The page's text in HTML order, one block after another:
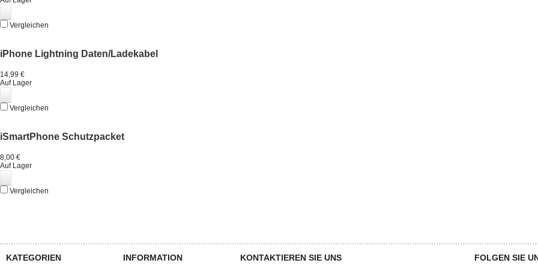
Vergleichen
iPhone Lightning Daten/Ladekabel
14,99 €
Auf Lager
Vergleichen
iSmartPhone Schutzpacket
8,00 €
Auf Lager
Vergleichen
KATEGORIEN INFORMATION KONTAKTIEREN SIE UNS FOLGEN SIE